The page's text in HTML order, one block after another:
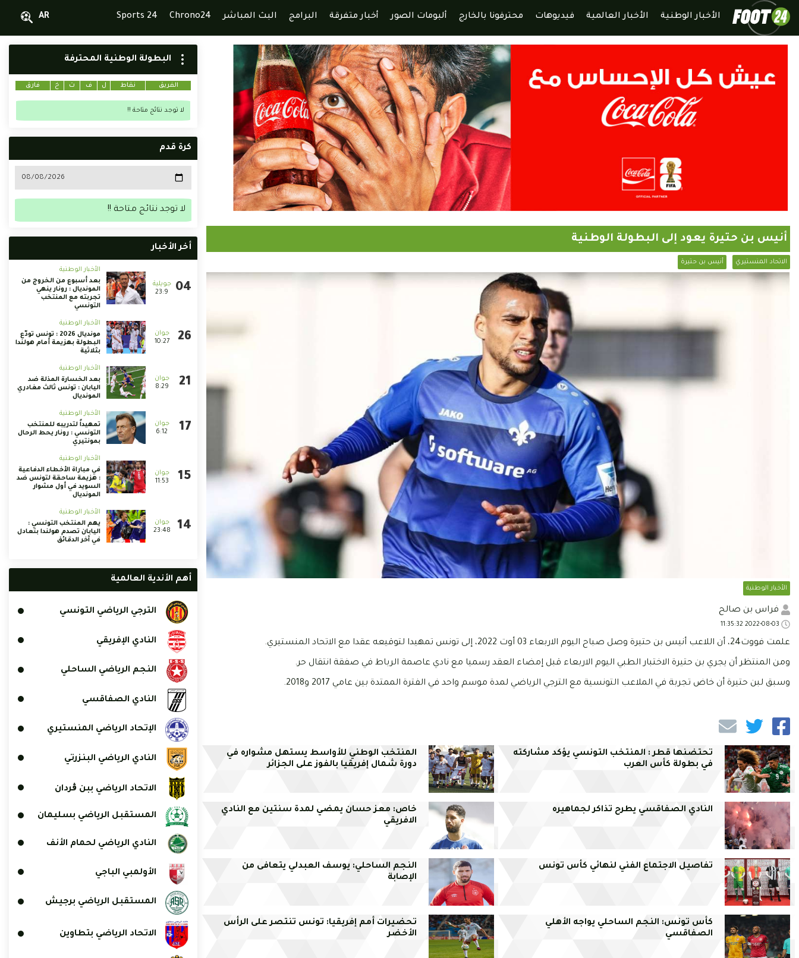
الأخبار الوطنية الأخبار العالمية فيديوهات محترفونا بالخارج ألبومات الصور أخبار متفرقة البرامج البث المباشر Chrono24
Sports 24
AR
أنيس بن حتيرة يعود إلى البطولة الوطنية
الاتحاد المنستيري أنيس بن حتيرة
الأخبار الوطنية
فراس بن صالح
علمت فووت24، أن اللاعب أنيس بن حتيرة وصل صباح اليوم الاربعاء 03 أوت 2022، إلى تونس تمهيدا لتوقيعه عقدا مع الاتحاد المنستيري.
ومن المنتظر أن يجري بن حتيرة الاختبار الطبي اليوم الاربعاء قبل إمضاء العقد رسميا مع نادي عاصمة الرباط في صفقة انتقال حر.
وسبق لبن حتيرة أن خاض تجربة في الملاعب التونسية مع الترجي الرياضي لمدة موسم واحد في الفترة الممتدة بين عامي 2017 و2018.
تحتضنها قطر : المنتخب التونسي يؤكد مشاركته
في بطولة كأس العرب
المنتخب الوطني للأواسط يستهل مشواره في
دورة شمال إفريقيا بالفوز على الجزائر
النادي الصفاقسي يطرح تذاكر لجماهيره
خاص: معز حسان يمضي لمدة سنتين مع النادي
الافريقي
تفاصيل الاجتماع الفني لنهائي كأس تونس
النجم الساحلي: يوسف العبدلي يتعافى من
الإصابة
كأس تونس: النجم الساحلي يواجه الأهلي
الصفاقسي
تحضيرات أمم إفريقيا: تونس تنتصر على الرأس
الأخضر
البطولة الوطنية المحترفة
الفريق نقاط ل ف ت خ فارق
لا توجد نتائج متاحة !!
كرة قدم
لا توجد نتائج متاحة !!
أخر الأخبار
23:9
الأخبار الوطنية
بعد أسبوع من الخروج من
المونديال : رونار ينهي
تجربته مع المنتخب
التونسي
10:27
الأخبار الوطنية
مونديال 2026 : تونس تودّع
البطولة بهزيمة أمام هولندا
بثلاثية
8:29
الأخبار الوطنية
بعد الخسارة المذلة ضد
اليابان : تونس ثالث مغادري
المونديال
6:12
الأخبار الوطنية
تمهيداً لتدريبه للمنتخب
التونسي : رونار يحط الرحال
بمونتيري
11:53
الأخبار الوطنية
في مباراة الأخطاء الدفاعية
: هزيمة ساحقة لتونس ضد
السويد في أول مشوار
المونديال
23:48
الأخبار الوطنية
يهم المنتخب التونسي :
اليابان تصدم هولندا بتعادل
في آخر الدقائق
أهم الأندية العالمية
الترجي الرياضي التونسي
النادي الإفريقي
النجم الرياضي الساحلي
النادي الصفاقسي
الإتحاد الرياضي المنستيري
النادي الرياضي البنزرتي
الاتحاد الرياضي ببن ڨردان
المستقبل الرياضي بسليمان
النادي الرياضي لحمام الأنف
الأولمبي الباجي
المستقبل الرياضي برجيش
الاتحاد الرياضي بتطاوين